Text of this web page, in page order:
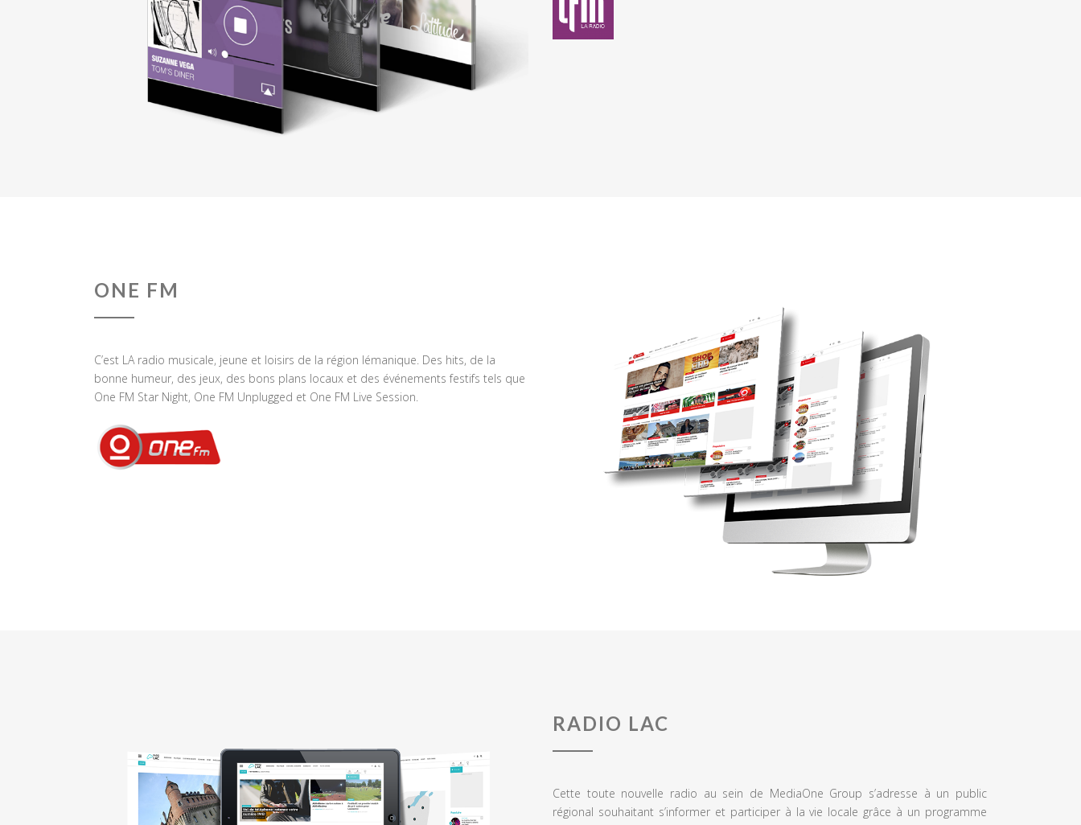
ONE FM
C’est LA radio musicale, jeune et loisirs de la région lémanique. Des hits, de la
bonne humeur, des jeux, des bons plans locaux et des événements festifs tels que
One FM Star Night, One FM Unplugged et One FM Live Session.
RADIO LAC
Cette toute nouvelle radio au sein de MediaOne Group s’adresse à un public
régional souhaitant s’informer et participer à la vie locale grâce à un programme